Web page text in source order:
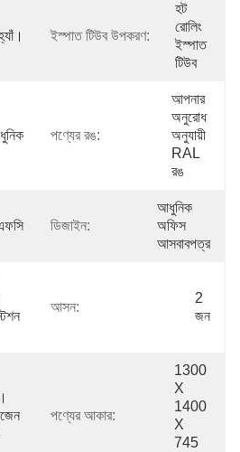
ইস্পাত টিউব উপকরণ:
হট
রোলিং
ইস্পাত
টিউব
পণ্যের রঙ:
আপনার
অনুরোধ
অনুযায়ী
RAL
রঙ
ডিজাইন:
আধুনিক
অফিস
আসবাবপত্র
আসন:
2
জন
পণ্যের আকার:
1300
X
1400
X
745